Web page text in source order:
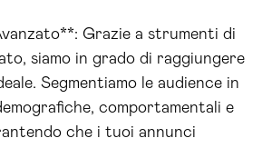
Grazie a strumenti di
siamo in grado di raggiungere
Segmentiamo le audience in
comportamentali e
che i tuoi annunci